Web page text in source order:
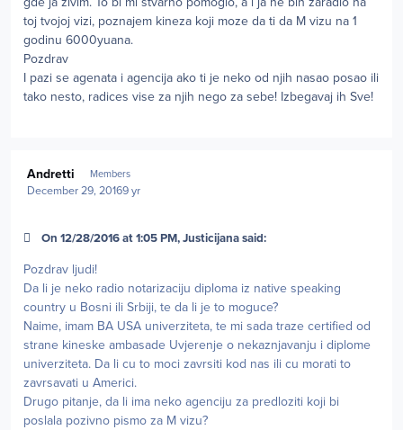
toj tvojoj vizi, poznajem kineza koji moze da ti da M vizu na 1
godinu 6000yuana.
Pozdrav
I pazi se agenata i agencija ako ti je neko od njih nasao posao ili
tako nesto, radices vise za njih nego za sebe! Izbegavaj ih Sve!
Andretti Members
December 29, 20169 yr
On 12/28/2016 at 1:05 PM, Justicijana said:
Pozdrav ljudi!
Da li je neko radio notarizaciju diploma iz native speaking
country u Bosni ili Srbiji, te da li je to moguce?
Naime, imam BA USA univerziteta, te mi sada traze certified od
strane kineske ambasade Uvjerenje o nekaznjavanju i diplome
univerziteta. Da li cu to moci zavrsiti kod nas ili cu morati to
zavrsavati u Americi.
Drugo pitanje, da li ima neko agenciju za predloziti koji bi
poslala pozivno pismo za M vizu?